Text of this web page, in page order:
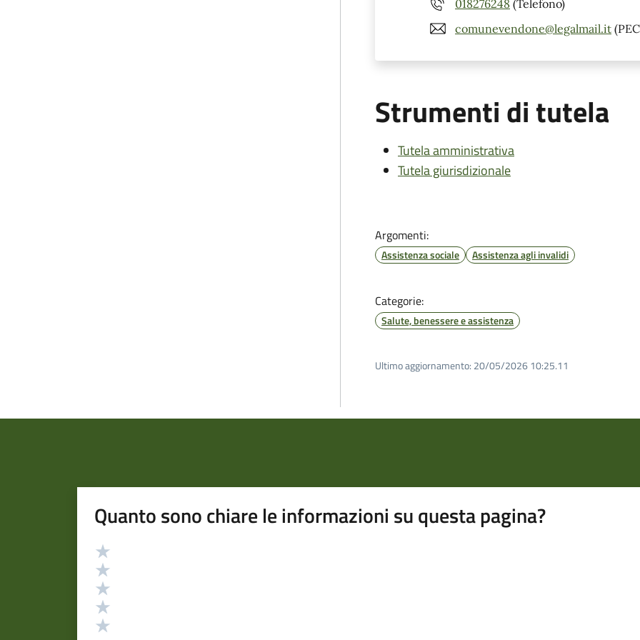
018276248 (Telefono)
comunevendone@legalmail.it
Strumenti di tutela
Tutela amministrativa
Tutela giurisdizionale
Argomenti:
Assistenza sociale Assistenza agli invalidi
Categorie:
Salute, benessere e assistenza
Ultimo aggiornamento: 20/05/2026 10:25.11
Quanto sono chiare le informazioni su questa pagina?
Valutazione